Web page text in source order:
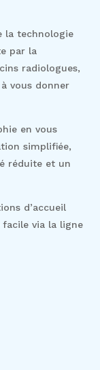
la technologie
par la
radiologues,
vous donner
en vous
simplifiée,
réduite et un
d’accueil
facile via la ligne